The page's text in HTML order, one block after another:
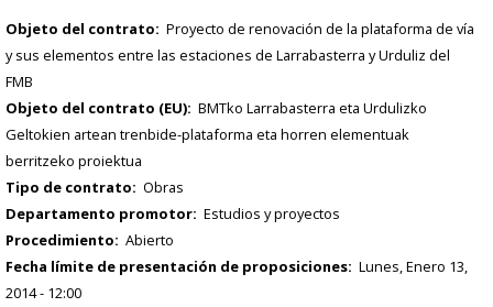
de
navegación
Objeto del contrato
Proyecto de renovación de la plataforma de vía
y sus elementos entre las estaciones de Larrabasterra y Urduliz del
FMB
Objeto del contrato (EU) BMTko Larrabasterra eta Urdulizko
Geltokien artean trenbide-plataforma eta horren elementuak
berritzeko proiektua
Tipo de contrato
Obras
Departamento promotor Estudios y proyectos
Procedimiento
Abierto
Fecha límite de presentación de proposiciones Lunes, Enero 13,
2014 - 12:00